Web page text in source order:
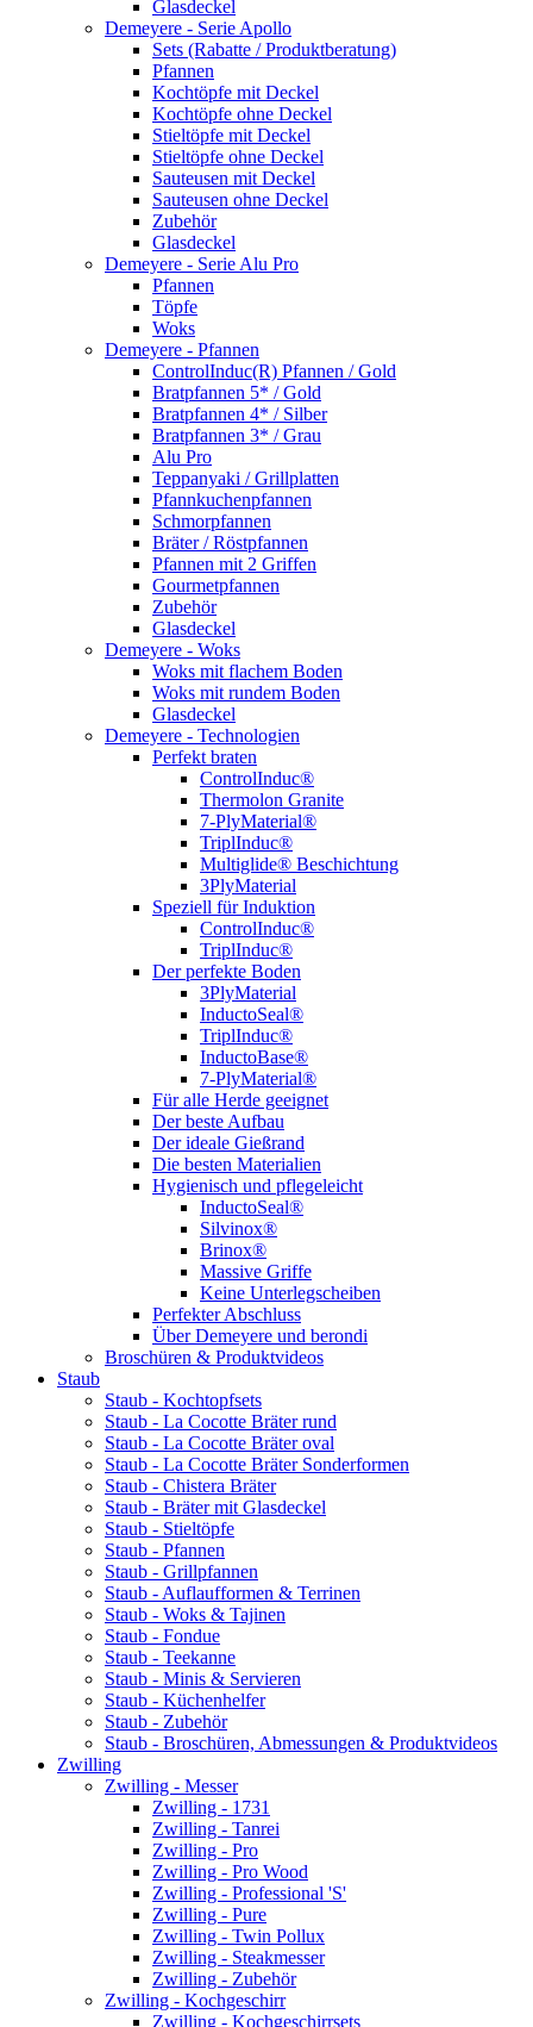
Glasdeckel
Demeyere - Serie Apollo
Sets (Rabatte / Produktberatung)
Pfannen
Kochtöpfe mit Deckel
Kochtöpfe ohne Deckel
Stieltöpfe mit Deckel
Stieltöpfe ohne Deckel
Sauteusen mit Deckel
Sauteusen ohne Deckel
Zubehör
Glasdeckel
Demeyere - Serie Alu Pro
Pfannen
Töpfe
Woks
Demeyere - Pfannen
ControlInduc(R) Pfannen / Gold
Bratpfannen 5* / Gold
Bratpfannen 4* / Silber
Bratpfannen 3* / Grau
Alu Pro
Teppanyaki / Grillplatten
Pfannkuchenpfannen
Schmorpfannen
Bräter / Röstpfannen
Pfannen mit 2 Griffen
Gourmetpfannen
Zubehör
Glasdeckel
Demeyere - Woks
Woks mit flachem Boden
Woks mit rundem Boden
Glasdeckel
Demeyere - Technologien
Perfekt braten
ControlInduc®
Thermolon Granite
7-PlyMaterial®
TriplInduc®
Multiglide® Beschichtung
3PlyMaterial
Speziell für Induktion
ControlInduc®
TriplInduc®
Der perfekte Boden
3PlyMaterial
InductoSeal®
TriplInduc®
InductoBase®
7-PlyMaterial®
Für alle Herde geeignet
Der beste Aufbau
Der ideale Gießrand
Die besten Materialien
Hygienisch und pflegeleicht
InductoSeal®
Silvinox®
Brinox®
Massive Griffe
Keine Unterlegscheiben
Perfekter Abschluss
Über Demeyere und berondi
Broschüren & Produktvideos
Staub
Staub - Kochtopfsets
Staub - La Cocotte Bräter rund
Staub - La Cocotte Bräter oval
Staub - La Cocotte Bräter Sonderformen
Staub - Chistera Bräter
Staub - Bräter mit Glasdeckel
Staub - Stieltöpfe
Staub - Pfannen
Staub - Grillpfannen
Staub - Auflaufformen & Terrinen
Staub - Woks & Tajinen
Staub - Fondue
Staub - Teekanne
Staub - Minis & Servieren
Staub - Küchenhelfer
Staub - Zubehör
Staub - Broschüren, Abmessungen & Produktvideos
Zwilling
Zwilling - Messer
Zwilling - 1731
Zwilling - Tanrei
Zwilling - Pro
Zwilling - Pro Wood
Zwilling - Professional 'S'
Zwilling - Pure
Zwilling - Twin Pollux
Zwilling - Steakmesser
Zwilling - Zubehör
Zwilling - Kochgeschirr
Zwilling - Kochgeschirrsets